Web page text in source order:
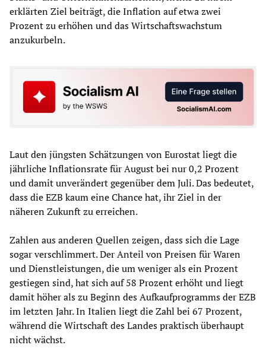
erklärten Ziel beiträgt, die Inflation auf etwa zwei
Prozent zu erhöhen und das Wirtschaftswachstum
anzukurbeln.
Laut den jüngsten Schätzungen von Eurostat liegt die
jährliche Inflationsrate für August bei nur 0,2 Prozent
und damit unverändert gegenüber dem Juli. Das bedeutet,
dass die EZB kaum eine Chance hat, ihr Ziel in der
näheren Zukunft zu erreichen.
Zahlen aus anderen Quellen zeigen, dass sich die Lage
sogar verschlimmert. Der Anteil von Preisen für Waren
und Dienstleistungen, die um weniger als ein Prozent
gestiegen sind, hat sich auf 58 Prozent erhöht und liegt
damit höher als zu Beginn des Aufkaufprogramms der EZB
im letzten Jahr. In Italien liegt die Zahl bei 67 Prozent,
während die Wirtschaft des Landes praktisch überhaupt
nicht wächst.